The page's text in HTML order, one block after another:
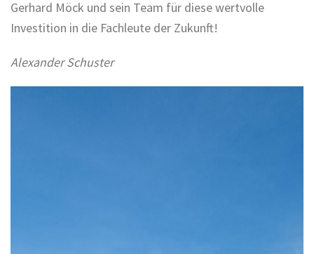
Gerhard Möck und sein Team für diese wertvolle
Investition in die Fachleute der Zukunft!
Alexander Schuster